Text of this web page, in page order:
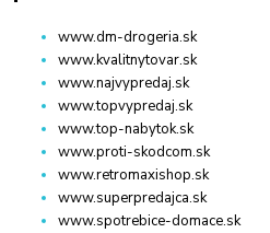
www.dm-drogeria.sk
www.kvalitnytovar.sk
www.najvypredaj.sk
www.topvypredaj.sk
www.top-nabytok.sk
www.proti-skodcom.sk
www.retromaxishop.sk
www.superpredajca.sk
www.spotrebice-domace.sk